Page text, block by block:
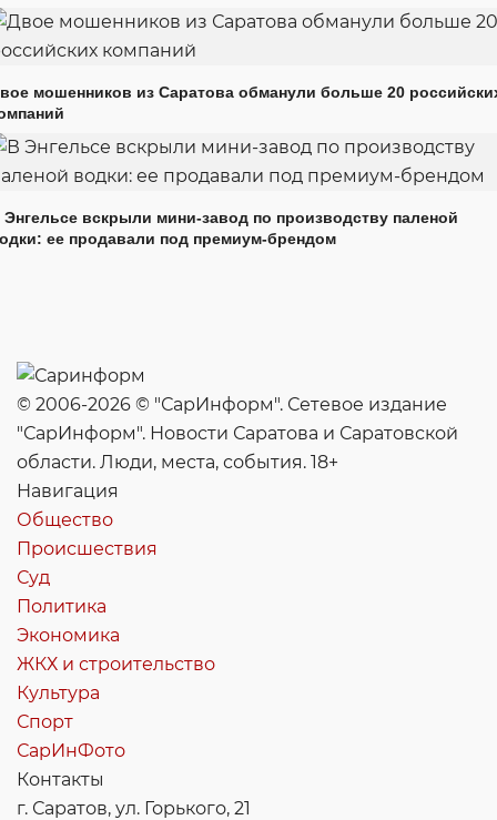
мошенников из Саратова обманули больше 20
Энгельсе вскрыли мини-завод по производству паленой
ее продавали под премиум-брендом
© 2006-2026 © "СарИнформ". Сетевое издание
"СарИнформ". Новости Саратова и Саратовской
области. Люди, места, события. 18+
Навигация
Общество
Происшествия
Суд
Политика
Экономика
ЖКХ и строительство
Культура
Спорт
СарИнФото
Контакты
г. Саратов, ул. Горького, 21